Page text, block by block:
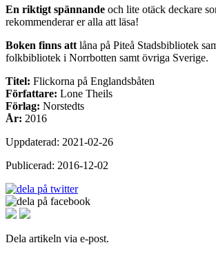
En riktigt spännande och lite otäck deckare
rekommenderar er alla att läsa!
Boken finns att låna på Piteå Stadsbibliotek
folkbibliotek i Norrbotten samt övriga Sverige.
Titel: Flickorna på Englandsbåten
Författare: Lone Theils
Förlag: Norstedts
År: 2016
Uppdaterad: 2021-02-26
Publicerad: 2016-12-02
Dela artikeln via e-post.